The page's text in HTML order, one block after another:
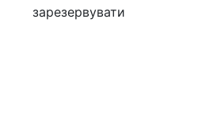
зарезервувати